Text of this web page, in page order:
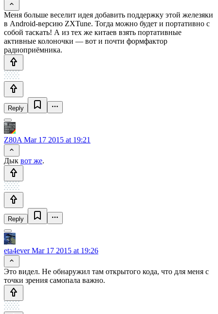
Меня больше веселит идея добавить поддержку этой железяки
в Android-версию ZXTune. Тогда можно будет и портативно с
собой таскать! А из тех же китаев взять портативные
активные колоночки — вот и почти формфактор
радиоприёмника.
Reply
Z80A Mar 17 2015 at 19:21
Дык вот же.
Reply
eta4everMar 17 2015 at 19:26
Это видел. Не обнаружил там открытого кода, что для меня с
точки зрения самопала важно.